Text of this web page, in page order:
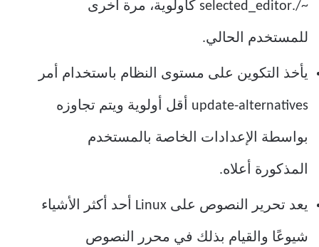
~/.selected_editor كأولوية، مرة أخرى
للمستخدم الحالي.
يأخذ التكوين على مستوى النظام باستخدام أمر
update-alternatives أقل أولوية ويتم تجاوزه
بواسطة الإعدادات الخاصة بالمستخدم
المذكورة أعلاه.
يعد تحرير النصوص على Linux أحد أكثر الأشياء
شيوعًا والقيام بذلك في محرر النصوص